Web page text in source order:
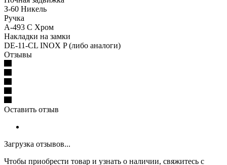
З-60 Никель
Ручка
A-493 C Хром
Накладки на замки
DE-11-CL INOX P (либо аналоги)
Отзывы
Оставить отзыв
Загрузка отзывов...
Чтобы приобрести товар и узнать о наличии, свяжитесь с